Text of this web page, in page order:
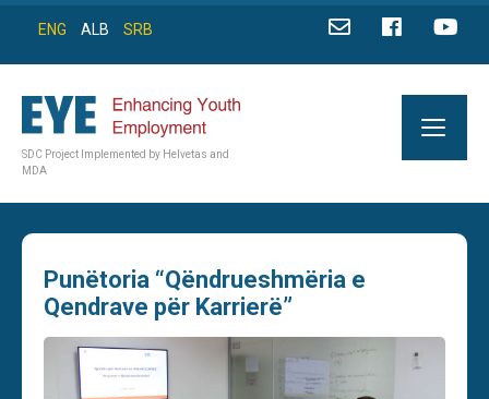
ENG ALB SRB
SDC Project Implemented by Helvetas and
MDA
Punёtoria “Qёndrueshmёria e
Qendrave pёr Karrierё”